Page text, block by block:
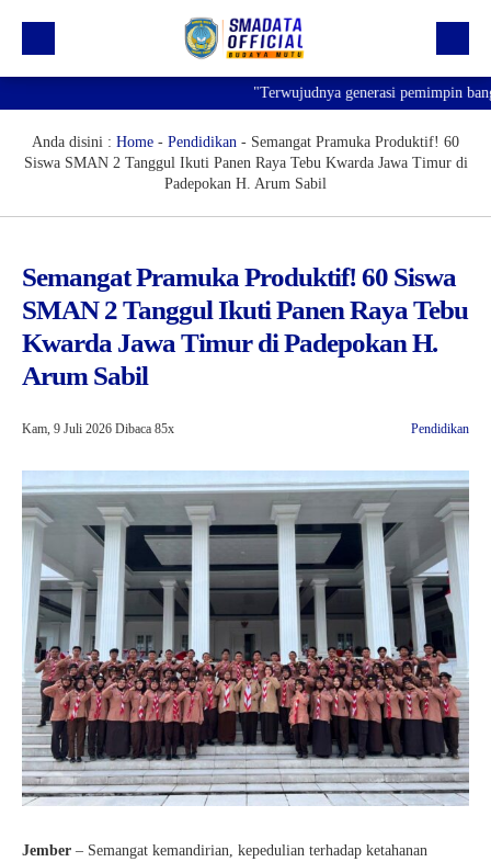
Profil
Prestasi
Saluran Resmi WA
"Terwujudnya generasi pemimpin
Anda disini : Home - Pendidikan - Semangat Pramuka Produktif! 60
Siswa SMAN 2 Tanggul Ikuti Panen Raya Tebu Kwarda Jawa Timur di
Padepokan H. Arum Sabil
Semangat Pramuka Produktif! 60 Siswa
SMAN 2 Tanggul Ikuti Panen Raya Tebu
Kwarda Jawa Timur di Padepokan H.
Arum Sabil
Kam, 9 Juli 2026 Dibaca 85x Pendidikan
Jember – Semangat kemandirian, kepedulian terhadap ketahanan